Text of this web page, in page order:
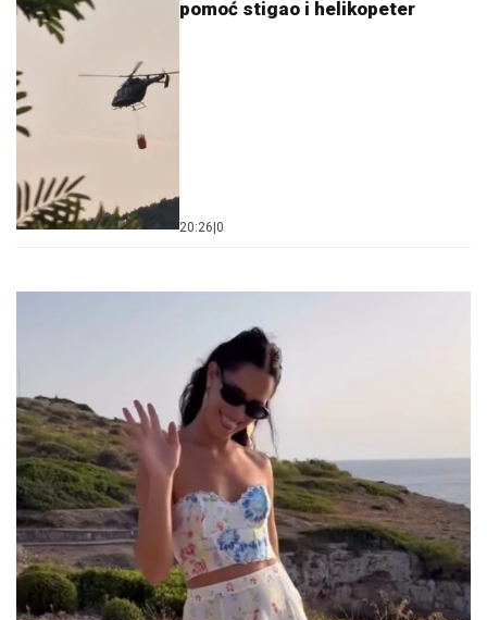
pomoć stigao i helikopeter
20:26 0